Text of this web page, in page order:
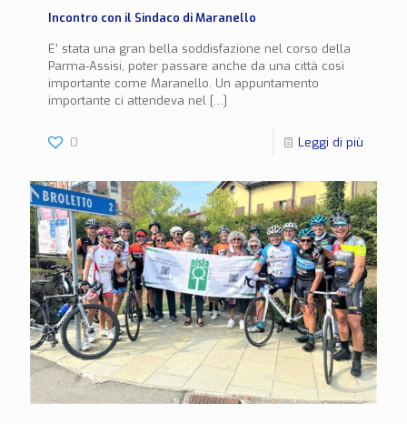
Incontro con il Sindaco di Maranello
E’ stata una gran bella soddisfazione nel corso della
Parma-Assisi, poter passare anche da una città così
importante come Maranello. Un appuntamento
importante ci attendeva nel […]
0 Leggi di più